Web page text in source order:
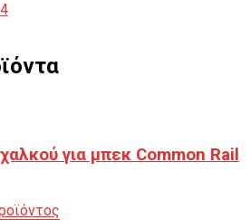
για μπεκ Common Rail